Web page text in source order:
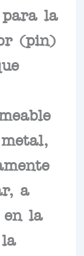
para la
(pin)
a
en la